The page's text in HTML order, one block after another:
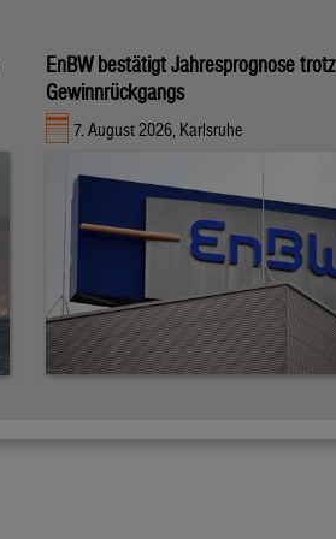
EnBW bestätigt Jahresprognose trotz
Gewinnrückgangs
7. August 2026, Karlsruhe